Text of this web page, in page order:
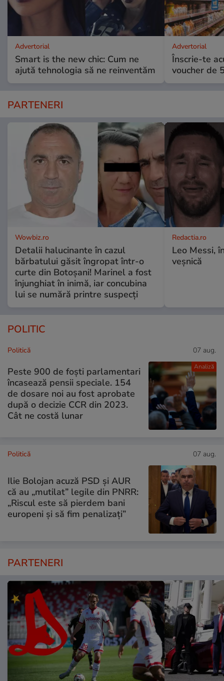
Advertorial
Smart is the new chic: Cum ne
ajută tehnologia să ne reinventăm
Advertorial
Înscrie-te
voucher de
PARTENERI
Wowbiz.ro
Detalii halucinante în cazul
bărbatului găsit îngropat într-o
curte din Botoșani! Marinel a fost
înjunghiat în inimă, iar concubina
lui se numără printre suspecți
Redactia.ro
Leo Messi,
veșnică
POLITIC
Analiză
Politică 07 aug.
Peste 900 de foști parlamentari
încasează pensii speciale. 154
de dosare noi au fost aprobate
după o decizie CCR din 2023.
Cât ne costă lunar
Politică 07 aug.
Ilie Bolojan acuză PSD și AUR
că au „mutilat” legile din PNRR:
„Riscul este să pierdem bani
europeni și să fim penalizați”
PARTENERI